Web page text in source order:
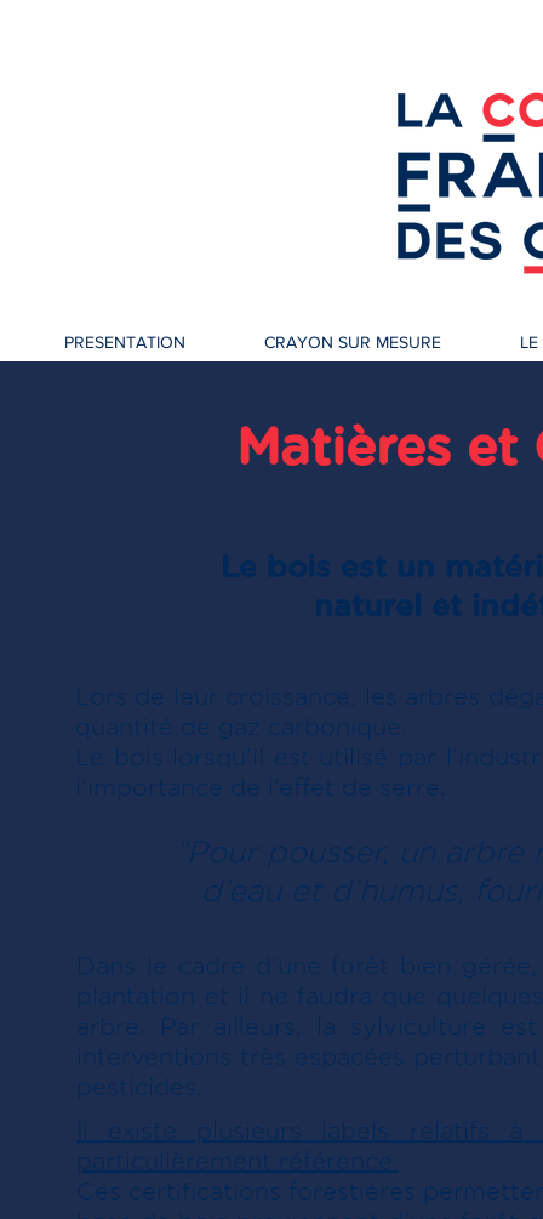
Matières et
Le bois est un
naturel et
Lors de leur croissance, les arbres
quantité de gaz carbonique.
Le bois lorsqu’il est utilisé par
l’importance de l’effet de serre.
“Pour pousser, un
d’eau et d’humus,
Il existe plusieurs labels relatifs
particulièrement référence.
Ces certifications forestières
Dans le cadre d’une forêt bien
plantation et il ne faudra que
arbre. Par ailleurs, la sylviculture
interventions très espacées
pesticides…
PRESENTATION CRAYON SUR MESURE